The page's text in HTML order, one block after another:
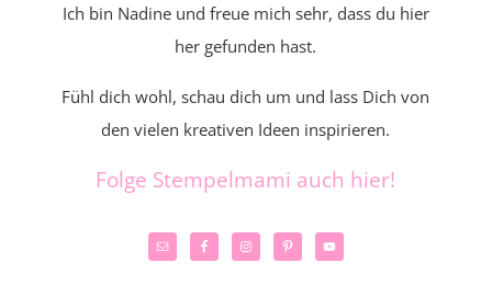
Ich bin Nadine und freue mich sehr, dass du hier
her gefunden hast.
Fühl dich wohl, schau dich um und lass Dich von
den vielen kreativen Ideen inspirieren.
Folge Stempelmami auch hier!